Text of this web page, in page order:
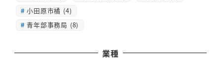
小田原市橘 (4)
青年部事務局 (8)
業種